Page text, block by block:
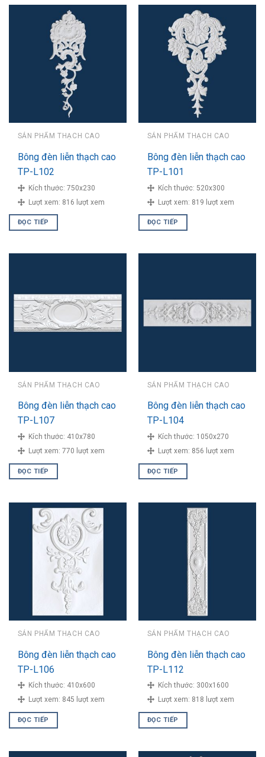
SẢN PHẨM THẠCH CAO
Bông đèn liễn thạch cao
TP-L102
Kích thước: 750x230
Lượt xem: 816 lượt xem
ĐỌC TIẾP
SẢN PHẨM THẠCH CAO
Bông đèn liễn thạch cao
TP-L101
Kích thước: 520x300
Lượt xem: 819 lượt xem
ĐỌC TIẾP
SẢN PHẨM THẠCH CAO
Bông đèn liễn thạch cao
TP-L107
Kích thước: 410x780
Lượt xem: 770 lượt xem
ĐỌC TIẾP
SẢN PHẨM THẠCH CAO
Bông đèn liễn thạch cao
TP-L104
Kích thước: 1050x270
Lượt xem: 856 lượt xem
ĐỌC TIẾP
SẢN PHẨM THẠCH CAO
Bông đèn liễn thạch cao
TP-L106
Kích thước: 410x600
Lượt xem: 845 lượt xem
ĐỌC TIẾP
SẢN PHẨM THẠCH CAO
Bông đèn liễn thạch cao
TP-L112
Kích thước: 300x1600
Lượt xem: 818 lượt xem
ĐỌC TIẾP